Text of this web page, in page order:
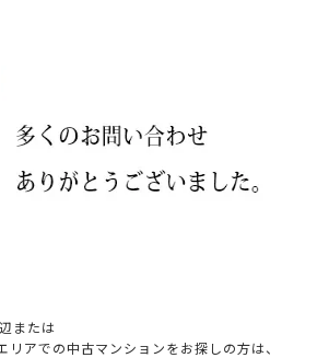
または
リアでの中古マンションをお探しの方は、